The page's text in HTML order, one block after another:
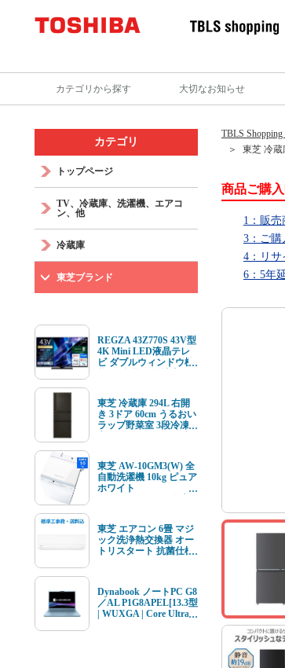
カテゴリから探す 大切なお知らせ
TBLS
東芝 冷
商品ご購
1：販売
3：ご購
4：リサ
6：5年
カテゴリ
トップページ
TV、冷蔵庫、洗濯機、エアコ
ン、他
冷蔵庫
東芝ブランド
REGZA 43Z770S 43V型
4K Mini LED液晶テレ
ビ ダブルウィンドウ機
ルチューナー内蔵
東芝 冷蔵庫 294L 右開
き 3ドア 60cm うるおい
ラップ野菜室 3段冷凍
東芝 AW-10GM3(W) 全
自動洗濯機 10kg ピュア
ホワイト
東芝 エアコン 6畳 マジ
ック洗浄熱交換器 オー
トリスタート 抗菌仕様
ル 標準工事費込 単相
100V 15Aタイプ
Dynabook ノートPC G8
／AL P1G8APEL[13.3型
| WUXGA | Core Ultra 7